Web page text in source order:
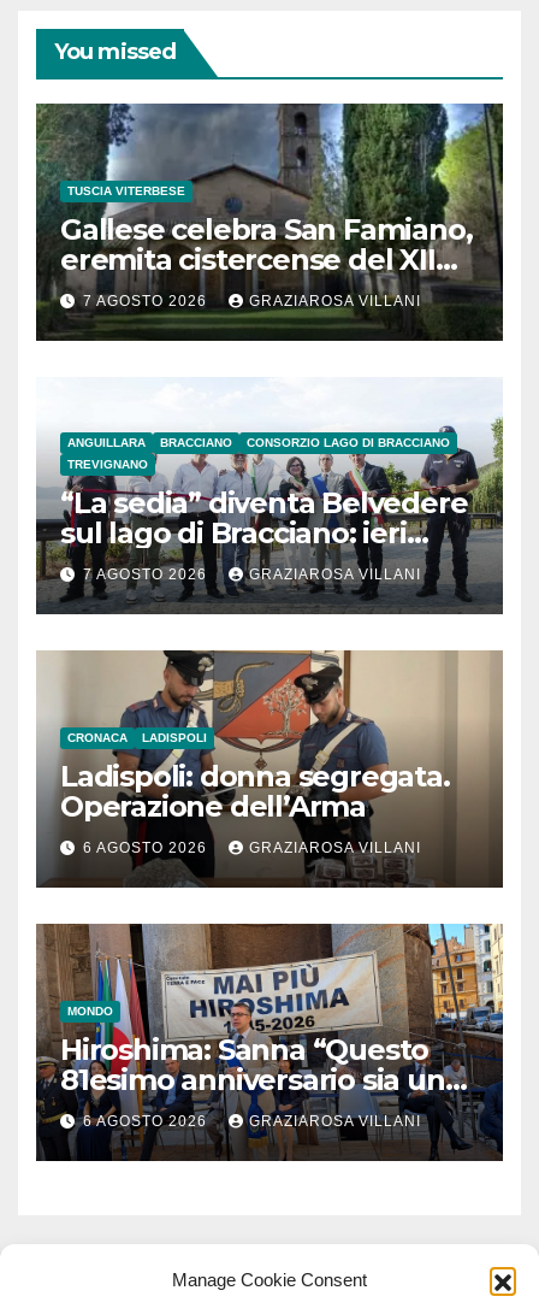
Manage Cookie Consent
You missed
TUSCIA VITERBESE
Gallese celebra San Famiano,
eremita cistercense del XII
secolo
7 AGOSTO 2026 GRAZIAROSA VILLANI
ANGUILLARA BRACCIANO
CONSORZIO LAGO DI BRACCIANO
TREVIGNANO
“La sedia” diventa Belvedere
sul lago di Bracciano: ieri
l’inaugurazione
7 AGOSTO 2026 GRAZIAROSA VILLANI
CRONACA LADISPOLI
Ladispoli: donna segregata.
Operazione dell’Arma
6 AGOSTO 2026 GRAZIAROSA VILLANI
MONDO
Hiroshima: Sanna “Questo
81esimo anniversario sia un
monito per tutti”
6 AGOSTO 2026 GRAZIAROSA VILLANI